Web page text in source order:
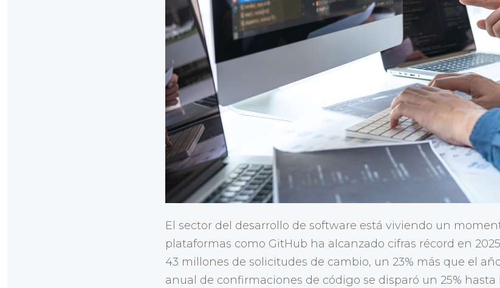
El sector del desarrollo de software está viviendo un
plataformas como GitHub ha alcanzado cifras récord en
43 millones de solicitudes de cambio, un 23% más que el
anual de confirmaciones de código se disparó un 25% hasta